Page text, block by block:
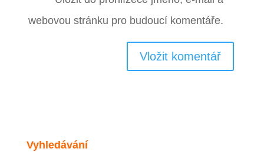
webovou stránku pro budoucí komentáře.
Vyhledávání